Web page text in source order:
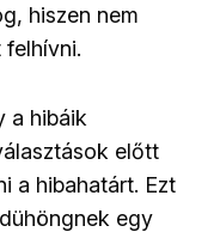
hiszen nem
a hibáik
előtt
a hibahatárt. Ezt
egy